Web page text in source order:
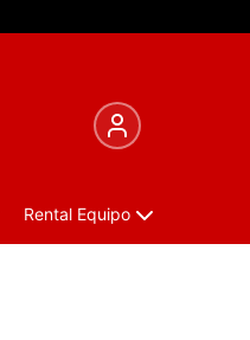
Rental Equipo